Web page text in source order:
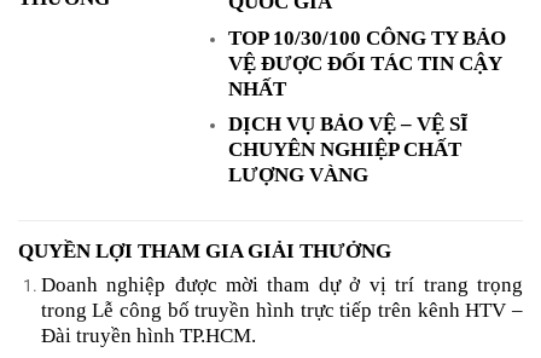
TOP 10/30/100 CÔNG TY BẢO
VỆ ĐƯỢC ĐỐI TÁC TIN CẬY
NHẤT
DỊCH VỤ BẢO VỆ – VỆ SĨ
CHUYÊN NGHIỆP CHẤT
LƯỢNG VÀNG
QUYỀN LỢI THAM GIA GIẢI THƯỞNG
Doanh nghiệp được mời tham dự ở vị trí trang trọng
trong Lễ công bố truyền hình trực tiếp trên kênh HTV –
Đài truyền hình TP.HCM.